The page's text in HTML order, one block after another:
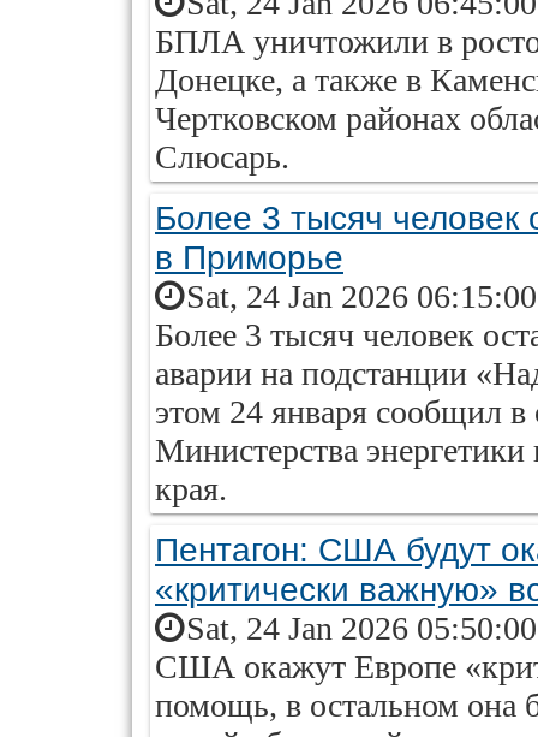
БПЛА уничтожили в
Донецке, а также в
Чертковском районах
Слюсарь.
Более 3 тысяч человек
в Приморье
Sat, 24 Jan 2026
Более 3 тысяч человек
аварии на подстанции
этом 24 января сообщил
Министерства
края.
Пентагон: США будут
«критически важную»
Sat, 24 Jan 2026
США окажут Европе
помощь, в остальном она